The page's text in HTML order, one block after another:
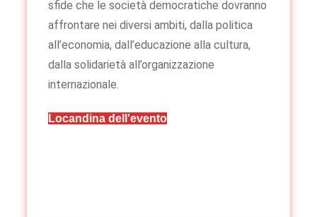
sfide che le società democratiche dovranno
affrontare nei diversi ambiti, dalla politica
all’economia, dall’educazione alla cultura,
dalla solidarietà all’organizzazione
internazionale.
Locandina dell'evento